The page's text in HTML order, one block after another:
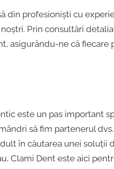
din profesioniști cu
Prin consultări
asigurându-ne că fiecare
este un pas important
să fim partenerul
în căutarea unei soluții
Clami Dent este aici